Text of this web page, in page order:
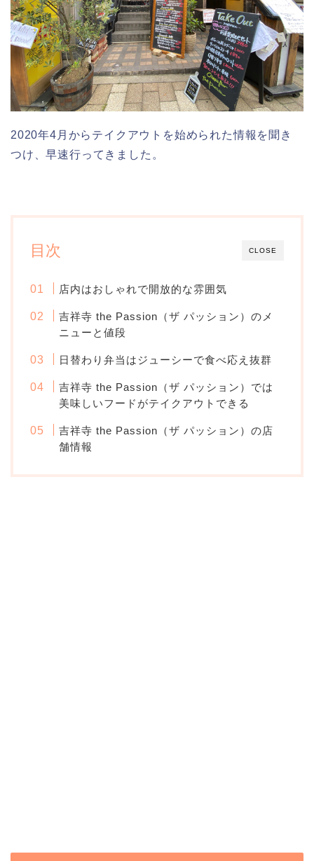
2020年4月からテイクアウトを始められた情報を聞き
つけ、早速行ってきました。
CLOSE
目次
店内はおしゃれで開放的な雰囲気
吉祥寺 the Passion（ザ パッション）のメ
ニューと値段
日替わり弁当はジューシーで食べ応え抜群
吉祥寺 the Passion（ザ パッション）では
美味しいフードがテイクアウトできる
吉祥寺 the Passion（ザ パッション）の店
舗情報